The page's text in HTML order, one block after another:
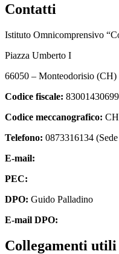
Contatti
Istituto Omnicomprensivo
Piazza Umberto I
66050 – Monteodorisio (CH)
Codice fiscale: 83001430699
Codice meccanografico:
Telefono: 0873316134
E-mail:
PEC:
DPO: Guido Palladino
E-mail DPO:
Collegamenti utili